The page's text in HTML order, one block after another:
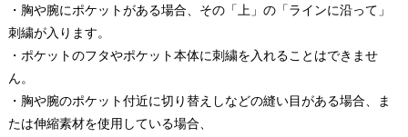
・胸や腕にポケットがある場合、その「上」の「ラインに沿って」
刺繍が入ります。
・ポケットのフタやポケット本体に刺繍を入れることはできませ
ん。
・胸や腕のポケット付近に切り替えしなどの縫い目がある場合、ま
たは伸縮素材を使用している場合、